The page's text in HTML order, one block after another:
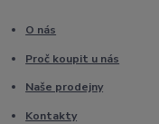
O nás
Proč koupit u nás
Naše prodejny
Kontakty